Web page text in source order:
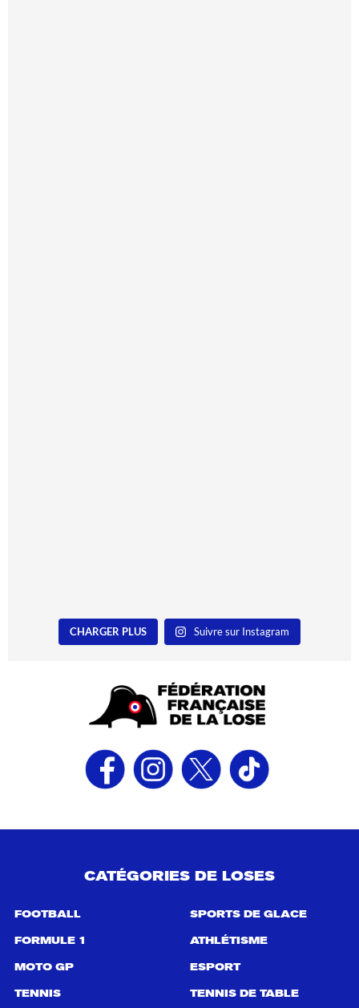
CHARGER PLUS Suivre sur Instagram
CATÉGORIES DE LOSES
FOOTBALL
FORMULE 1
MOTO GP
TENNIS
SPORTS DE GLACE
ATHLÉTISME
ESPORT
TENNIS DE TABLE